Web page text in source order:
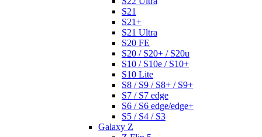
S21
S21+
S21 Ultra
S20 FE
S20 / S20+ / S20u
S10 / S10e / S10+
S10 Lite
S8 / S9 / S8+ / S9+
S7 / S7 edge
S6 / S6 edge/edge+
S5 / S4 / S3
Galaxy Z